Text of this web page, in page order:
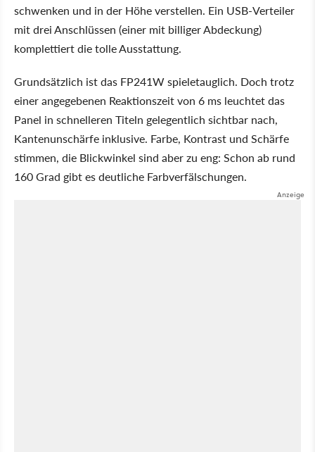
schwenken und in der Höhe verstellen. Ein USB-Verteiler
mit drei Anschlüssen (einer mit billiger Abdeckung)
komplettiert die tolle Ausstattung.
Grundsätzlich ist das FP241W spieletauglich. Doch trotz
einer angegebenen Reaktionszeit von 6 ms leuchtet das
Panel in schnelleren Titeln gelegentlich sichtbar nach,
Kantenunschärfe inklusive. Farbe, Kontrast und Schärfe
stimmen, die Blickwinkel sind aber zu eng: Schon ab rund
160 Grad gibt es deutliche Farbverfälschungen.